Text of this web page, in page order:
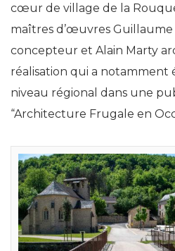
cœur de village de la
maîtres d’œuvres Guillaume
concepteur et Alain Marty
réalisation qui a notamment
niveau régional dans une
“Architecture Frugale en